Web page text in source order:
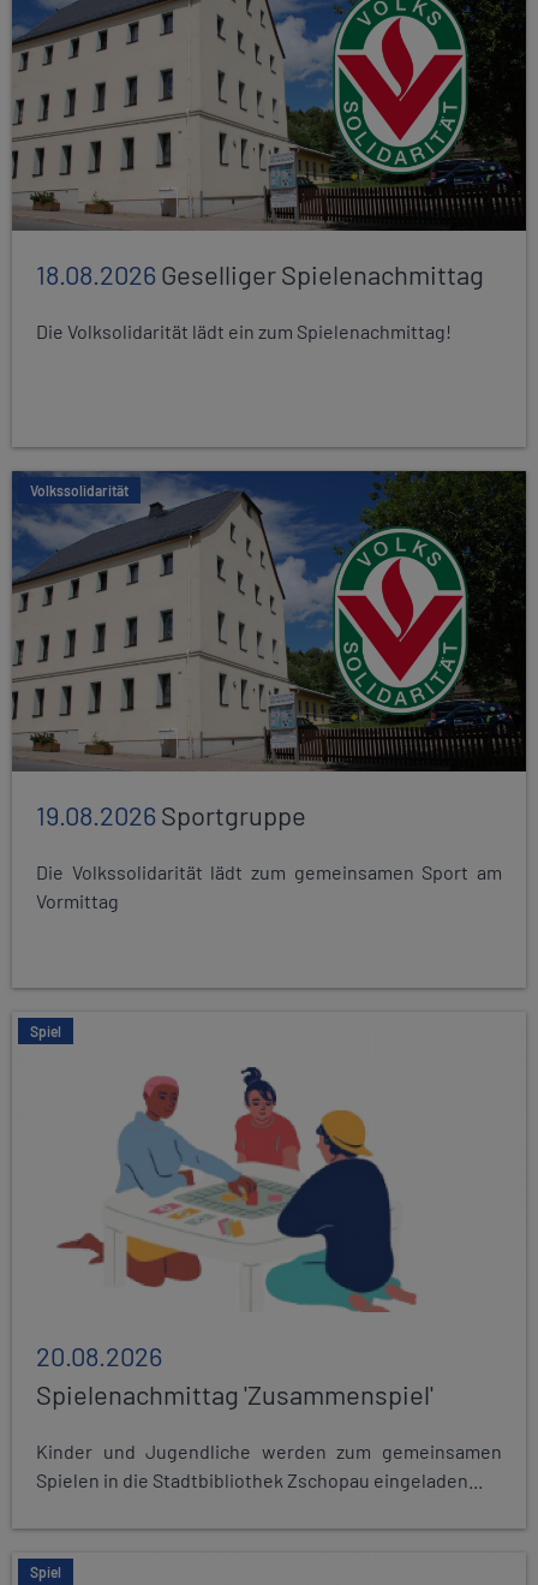
18.08.2026Geselliger Spielenachmittag
Die Volksolidarität lädt ein zum Spielenachmittag!
Volkssolidarität
19.08.2026Sportgruppe
Die Volkssolidarität lädt zum gemeinsamen Sport am
Vormittag
Spiel
20.08.2026
Spielenachmittag 'Zusammenspiel'
Kinder und Jugendliche werden zum gemeinsamen
Spielen in die Stadtbibliothek Zschopau eingeladen...
Spiel